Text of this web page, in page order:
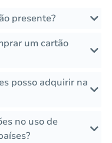
presente?
um cartão
posso adquirir na
no uso de